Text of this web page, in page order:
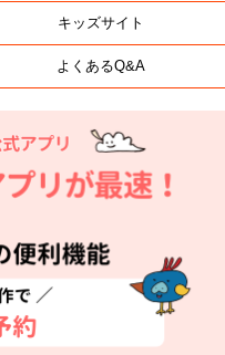
キッズサイト
よくあるQ&A